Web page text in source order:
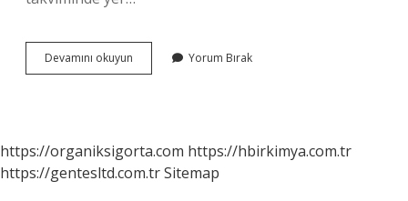
Devamını okuyun
Tane
Yorum Bırak
https://organiksigorta.com https://hbirkimya.com.tr
https://gentesltd.com.trSitemap